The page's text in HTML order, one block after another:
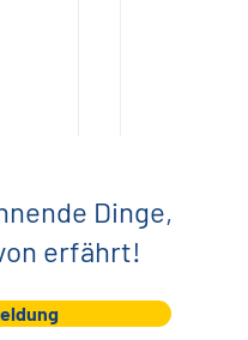
Dinge,
erfährt!